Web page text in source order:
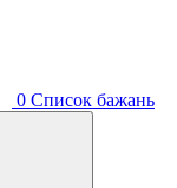
0 Список бажань